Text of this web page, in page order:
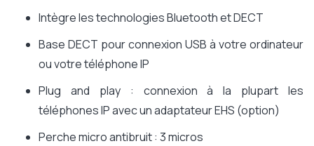
Intègre les technologies Bluetooth et DECT
Base DECT pour connexion USB à votre ordinateur
ou votre téléphone IP
Plug and play : connexion à la plupart les
téléphones IP avec un adaptateur EHS (option)
Perche micro antibruit : 3 micros